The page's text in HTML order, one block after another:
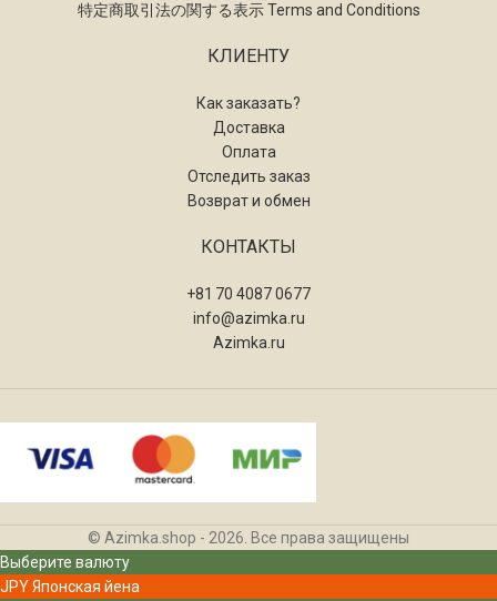
特定商取引法の関する表示 Terms and Conditions
КЛИЕНТУ
Как заказать?
Доставка
Оплата
Отследить заказ
Возврат и обмен
КОНТАКТЫ
+81 70 4087 0677
info@azimka.ru
Azimka.ru
© Azimka.shop - 2026. Все права защищены
Выберите валюту
JPYЯпонская йена